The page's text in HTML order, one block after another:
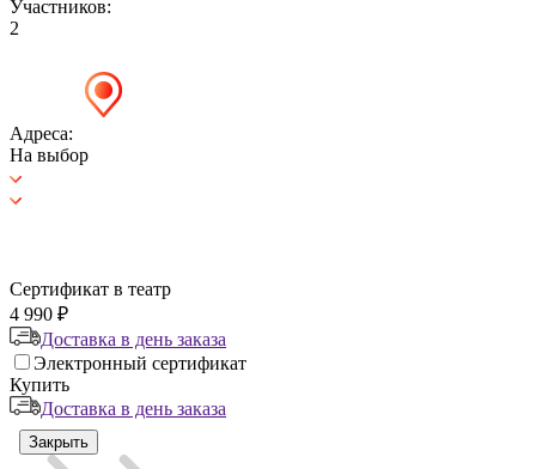
Участников:
2
Адреса:
На выбор
Сертификат в театр
4 990 ₽
Доставка в день заказа
Электронный сертификат
Купить
Доставка в день заказа